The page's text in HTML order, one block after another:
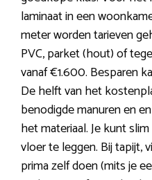
laminaat in een
meter worden tarieven
PVC, parket (hout) of
vanaf €1.600. Besparen
De helft van het
benodigde manuren en
het materiaal. Je kunt
vloer te leggen. Bij tapijt,
prima zelf doen (mits je